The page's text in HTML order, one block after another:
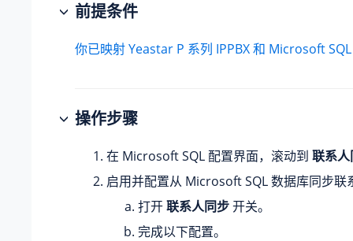
前提条件
你已映射Yeastar P 系列 IPPBX和 Microsoft
操作步骤
在 Microsoft SQL 配置界面，滚动到 联系
启用并配置从 Microsoft SQL 数据库同步联
打开联系人同步开关。
完成以下配置。